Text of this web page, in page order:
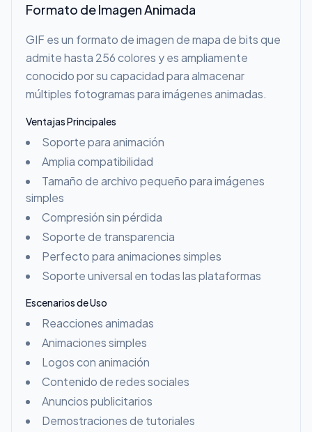
Formato de Imagen Animada
GIF es un formato de imagen de mapa de bits que
admite hasta 256 colores y es ampliamente
conocido por su capacidad para almacenar
múltiples fotogramas para imágenes animadas.
Ventajas Principales
Soporte para animación
Amplia compatibilidad
Tamaño de archivo pequeño para imágenes
simples
Compresión sin pérdida
Soporte de transparencia
Perfecto para animaciones simples
Soporte universal en todas las plataformas
Escenarios de Uso
Reacciones animadas
Animaciones simples
Logos con animación
Contenido de redes sociales
Anuncios publicitarios
Demostraciones de tutoriales